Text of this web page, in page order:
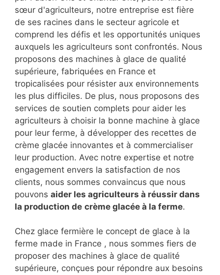
sœur d'agriculteurs, notre entreprise est fière
de ses racines dans le secteur agricole et
comprend les défis et les opportunités uniques
auxquels les agriculteurs sont confrontés. Nous
proposons des machines à glace de qualité
supérieure, fabriquées en France et
tropicalisées pour résister aux environnements
les plus difficiles. De plus, nous proposons des
services de soutien complets pour aider les
agriculteurs à choisir la bonne machine à glace
pour leur ferme, à développer des recettes de
crème glacée innovantes et à commercialiser
leur production. Avec notre expertise et notre
engagement envers la satisfaction de nos
clients, nous sommes convaincus que nous
pouvons aider les agriculteurs à réussir dans
la production de crème glacée à la ferme.
Chez glace fermière le concept de glace à la
ferme made in France , nous sommes fiers de
proposer des machines à glace de qualité
supérieure, conçues pour répondre aux besoins